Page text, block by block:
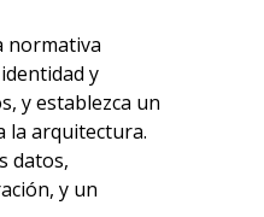
normativa
y
y establezca un
la arquitectura.
datos,
y un